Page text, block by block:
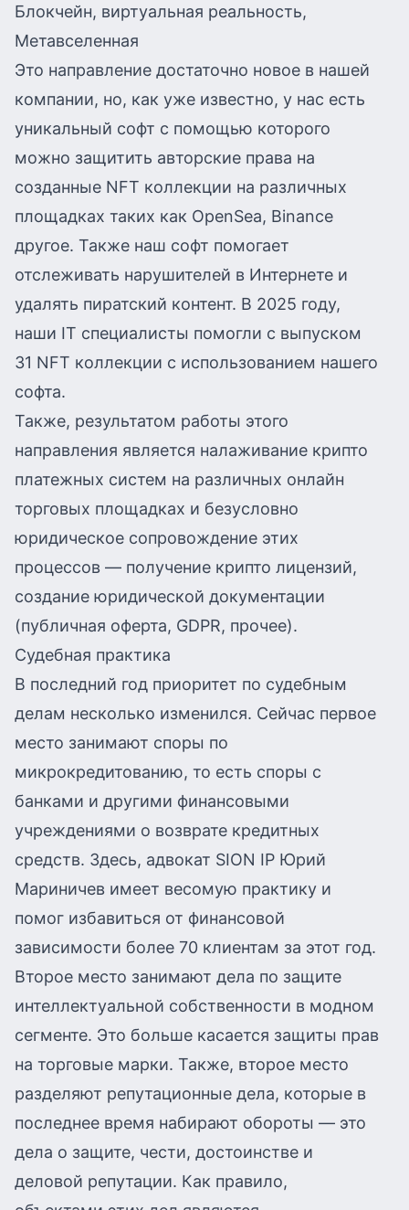
Блокчейн, виртуальная реальность,
Метавселенная
Это направление достаточно новое в нашей
компании, но, как уже известно, у нас есть
уникальный софт с помощью которого
можно защитить авторские права на
созданные NFT коллекции на различных
площадках таких как OpenSea, Binance
другое. Также наш софт помогает
отслеживать нарушителей в Интернете и
удалять пиратский контент. В 2025 году,
наши IT специалисты помогли с выпуском
31 NFT коллекции с использованием нашего
софта.
Также, результатом работы этого
направления является налаживание крипто
платежных систем на различных онлайн
торговых площадках и безусловно
юридическое сопровождение этих
процессов — получение крипто лицензий,
создание юридической документации
(публичная оферта, GDPR, прочее).
Судебная практика
В последний год приоритет по судебным
делам несколько изменился. Сейчас первое
место занимают споры по
микрокредитованию, то есть споры с
банками и другими финансовыми
учреждениями о возврате кредитных
средств. Здесь, адвокат SION IP Юрий
Мариничев имеет весомую практику и
помог избавиться от финансовой
зависимости более 70 клиентам за этот год.
Второе место занимают дела по защите
интеллектуальной собственности в модном
сегменте. Это больше касается защиты прав
на торговые марки. Также, второе место
разделяют репутационные дела, которые в
последнее время набирают обороты — это
дела о защите, чести, достоинстве и
деловой репутации. Как правило,